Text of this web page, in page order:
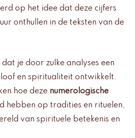
op het idee dat deze cijfers
onthullen in de teksten van de
dat je door zulke analyses een
en spiritualiteit ontwikkelt.
hoe deze numerologische
hebben op tradities en rituelen,
van spirituele betekenis en